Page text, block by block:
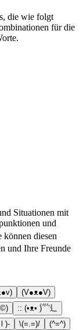
die wie folgt
für die
Situationen mit
und
und Ihre Freunde
(V●ᴥ●V)
:: (•ᴥ• )́`́’́`́’⻍
)- \(=.=)/
(^=^)